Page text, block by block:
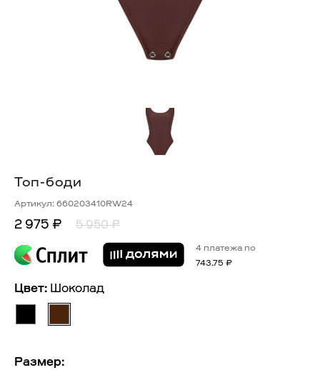
Топ-боди
Артикул: 660203410RW24
2 975 ₽ 5 950 ₽
4 платежа по
743.75 ₽
Цвет: Шоколад
Размер: